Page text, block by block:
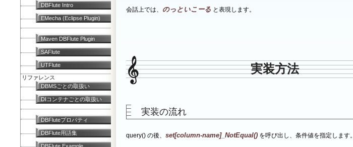
会話上では、 のっといこーる と表現します。
実装方法
実装の流れ
query() の後、 set[column-name]_NotEqual() を呼び出し、条件値を指定します。
DBFlute Intro
EMecha (Eclipse Plugin)
Maven DBFlute Plugin
SAFlute
UTFlute
リファレンス
DBMSごとの取扱い
DIコンテナごとの取扱い
DBFluteプロパティ
DBFlute用語集